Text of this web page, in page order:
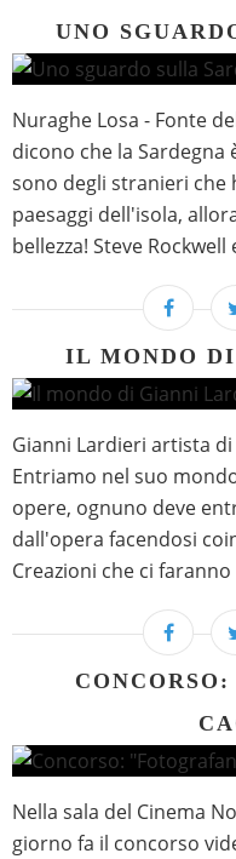
UNO
Nuraghe Losa - Fonte
dicono che la Sardegna
sono degli stranieri
paesaggi dell'isola,
bellezza! Steve Rockwell
IL MONDO
Gianni Lardieri artista
Entriamo nel suo
opere, ognuno deve
dall'opera facendosi
Creazioni che ci
Nella sala del Cinema
giorno fa il concorso